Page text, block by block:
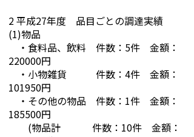
2 平成27年度 品目ごとの調達実績
(1)物品
・食料品、飲料 件数：5件 金額：
220000円
・小物雑貨 件数：4件 金額：
101950円
・その他の物品 件数：1件 金額：
185500円
(物品計 件数：10件 金額：